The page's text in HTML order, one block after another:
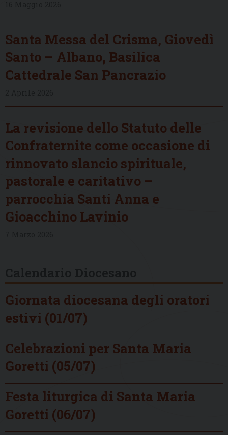
Santa Messa del Crisma, Giovedì
Santo – Albano, Basilica
Cattedrale San Pancrazio
La revisione dello Statuto delle
Confraternite come occasione di
rinnovato slancio spirituale,
pastorale e caritativo –
parrocchia Santi Anna e
Gioacchino Lavinio
Giornata diocesana degli oratori
estivi (01/07)
Celebrazioni per Santa Maria
Goretti (05/07)
Festa liturgica di Santa Maria
Goretti (06/07)